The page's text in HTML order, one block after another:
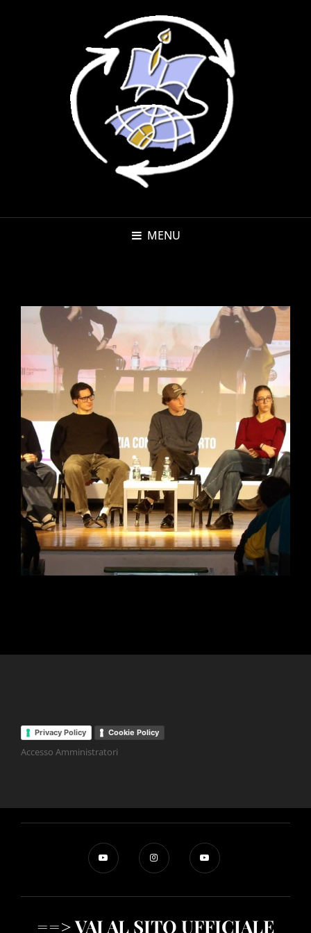
MENU
DELL’OTIUM
foto3
Privacy Policy Cookie Policy
Accesso Amministratori
==> VAI AL SITO UFFICIALE